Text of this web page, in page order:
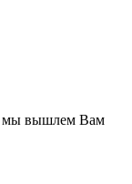
мы вышлем Вам